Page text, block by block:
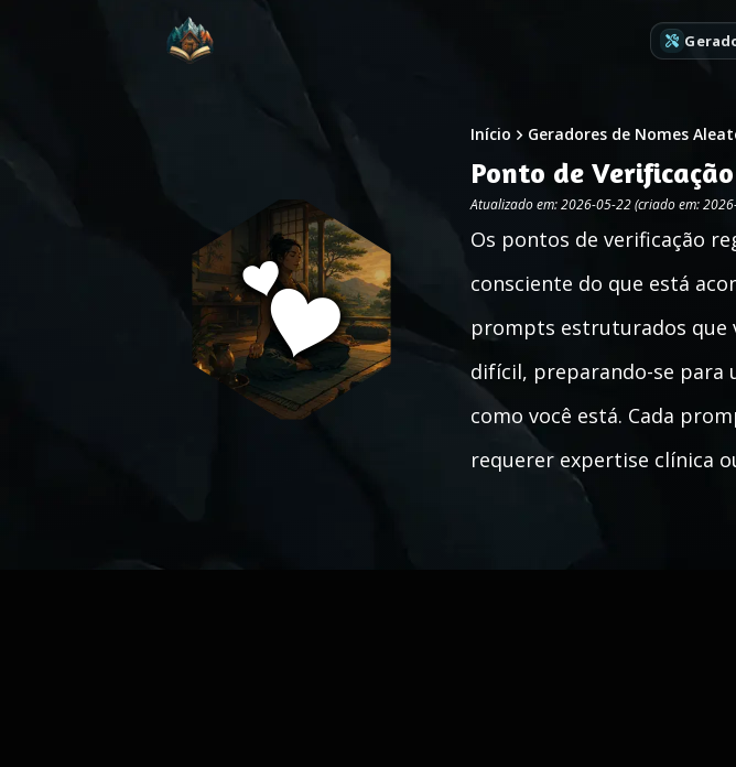
Início Geradores de Nomes
Ponto de
Atualizado em: 2026-05-22 (criado em:
Os pontos de verificação
consciente do que está
prompts estruturados que
difícil, preparando-se para
como você está. Cada
requerer expertise clínica